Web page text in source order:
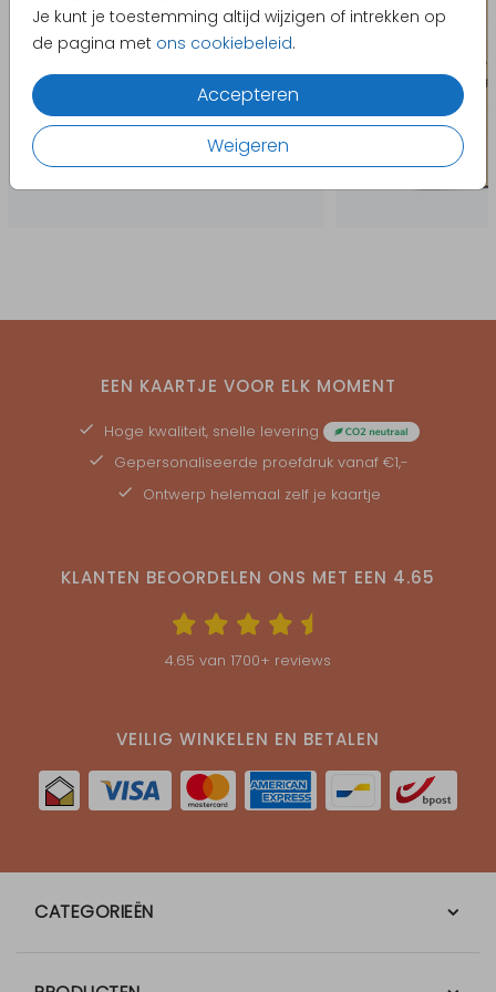
Je kunt je toestemming altijd wijzigen of intrekken op
de pagina met ons cookiebeleid.
Accepteren
Weigeren
EEN KAARTJE VOOR ELK MOMENT
Hoge kwaliteit, snelle levering
Gepersonaliseerde proefdruk vanaf €1,-
Ontwerp helemaal zelf je kaartje
KLANTEN BEOORDELEN ONS MET EEN 4.65
4.65 van 1700+ reviews
VEILIG WINKELEN EN BETALEN
CATEGORIEËN